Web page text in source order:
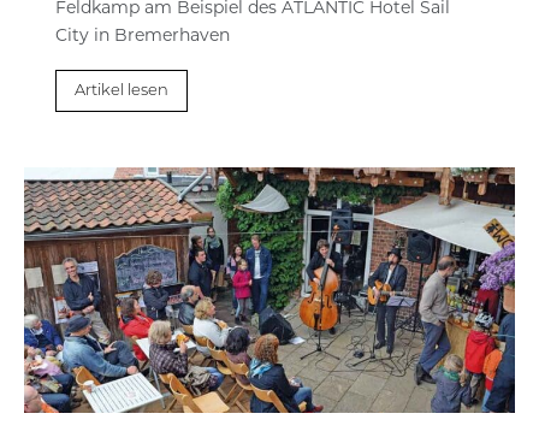
Feldkamp am Beispiel des ATLANTIC Hotel Sail
City in Bremerhaven
Artikel lesen